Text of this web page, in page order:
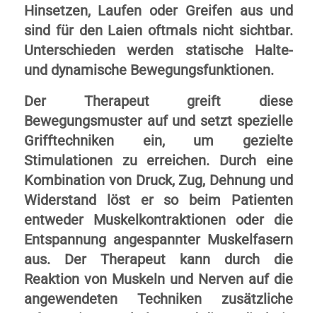
Hinsetzen, Laufen oder Greifen aus und
sind für den Laien oftmals nicht sichtbar.
Unterschieden werden statische Halte-
und dynamische Bewegungsfunktionen.
Der Therapeut greift diese
Bewegungsmuster auf und setzt spezielle
Grifftechniken ein, um gezielte
Stimulationen zu erreichen. Durch eine
Kombination von Druck, Zug, Dehnung und
Widerstand löst er so beim Patienten
entweder Muskelkontraktionen oder die
Entspannung angespannter Muskelfasern
aus. Der Therapeut kann durch die
Reaktion von Muskeln und Nerven auf die
angewendeten Techniken zusätzliche